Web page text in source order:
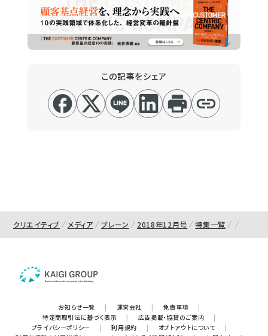
この記事をシェア
クリエイティブ メディア ブレーン 2018年12月号 特集一覧
お知らせ一覧 | 運営会社 | 免責事項
|
特定商取引法に基づく表示
| 広告掲載・協賛のご案内
|
プライバシーポリシー
| 利用規約 | オプトアウトについて
|